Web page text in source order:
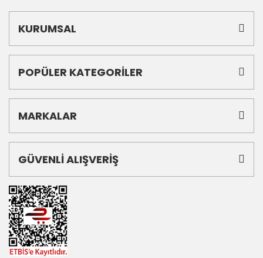
KURUMSAL
POPÜLER KATEGORİLER
MARKALAR
GÜVENLİ ALIŞVERİŞ